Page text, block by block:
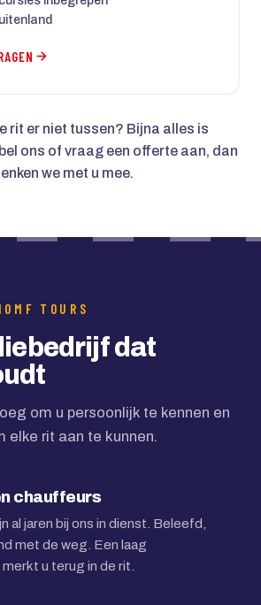
rit er niet tussen? Bijna alles is
ons of vraag een offerte aan, dan
we met u mee.
TOURS
dat
om u persoonlijk te kennen en
elke rit aan te kunnen.
chauffeurs
al jaren bij ons in dienst. Beleefd,
met de weg. Een laag
u terug in de rit.